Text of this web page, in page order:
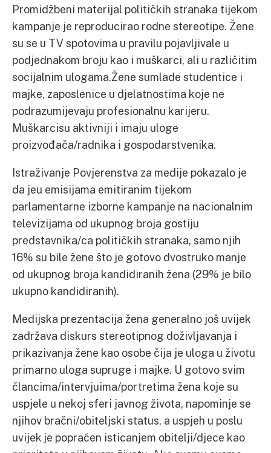
Promidžbeni materijal političkih stranaka tijekom
kampanje je reproducirao rodne stereotipe. Žene
su se u TV spotovima u pravilu pojavljivale u
podjednakom broju kao i muškarci, ali u različitim
socijalnim ulogama.Žene sumlade studentice i
majke, zaposlenice u djelatnostima koje ne
podrazumijevaju profesionalnu karijeru.
Muškarcisu aktivniji i imaju uloge
proizvođača/radnika i gospodarstvenika.
Istraživanje Povjerenstva za medije pokazalo je
da jeu emisijama emitiranim tijekom
parlamentarne izborne kampanje na nacionalnim
televizijama od ukupnog broja gostiju
predstavnika/ca političkih stranaka, samo njih
16% su bile žene što je gotovo dvostruko manje
od ukupnog broja kandidiranih žena (29% je bilo
ukupno kandidiranih).
Medijska prezentacija žena generalno još uvijek
zadržava diskurs stereotipnog doživljavanja i
prikazivanja žene kao osobe čija je uloga u životu
primarno uloga supruge i majke. U gotovo svim
člancima/intervjuima/portretima žena koje su
uspjele u nekoj sferi javnog života, napominje se
njihov bračni/obiteljski status, a uspjeh u poslu
uvijek je popraćen isticanjem obitelji/djece kao